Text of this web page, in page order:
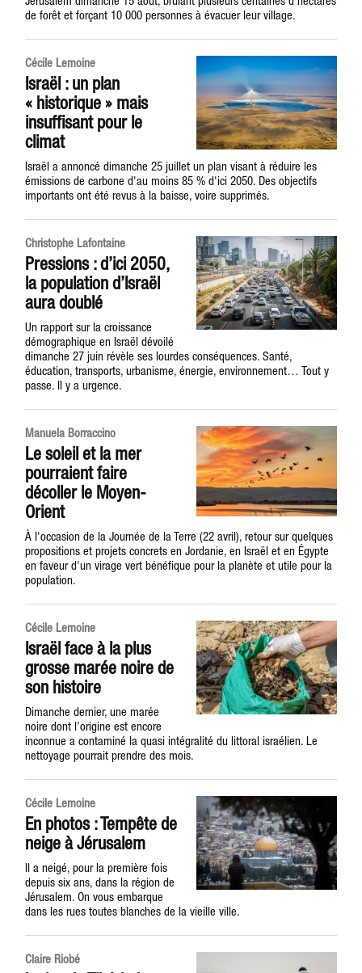
de forêt et forçant 10 000 personnes à évacuer leur village.
Cécile Lemoine
Israël : un plan
« historique » mais
insuffisant pour le
climat
Israël a annoncé dimanche 25 juillet un plan visant à réduire les
émissions de carbone d'au moins 85 % d'ici 2050. Des objectifs
importants ont été revus à la baisse, voire supprimés.
Christophe Lafontaine
Pressions : d’ici 2050,
la population d’Israël
aura doublé
Un rapport sur la croissance
démographique en Israël dévoilé
dimanche 27 juin révèle ses lourdes conséquences. Santé,
éducation, transports, urbanisme, énergie, environnement… Tout y
passe. Il y a urgence.
Manuela Borraccino
Le soleil et la mer
pourraient faire
décoller le Moyen-
Orient
À l'occasion de la Journée de la Terre (22 avril), retour sur quelques
propositions et projets concrets en Jordanie, en Israël et en Égypte
en faveur d'un virage vert bénéfique pour la planète et utile pour la
population.
Cécile Lemoine
Israël face à la plus
grosse marée noire de
son histoire
Dimanche dernier, une marée
noire dont l’origine est encore
inconnue a contaminé la quasi intégralité du littoral israélien. Le
nettoyage pourrait prendre des mois.
Cécile Lemoine
En photos : Tempête de
neige à Jérusalem
Il a neigé, pour la première fois
depuis six ans, dans la région de
Jérusalem. On vous embarque
dans les rues toutes blanches de la vieille ville.
Claire Riobé